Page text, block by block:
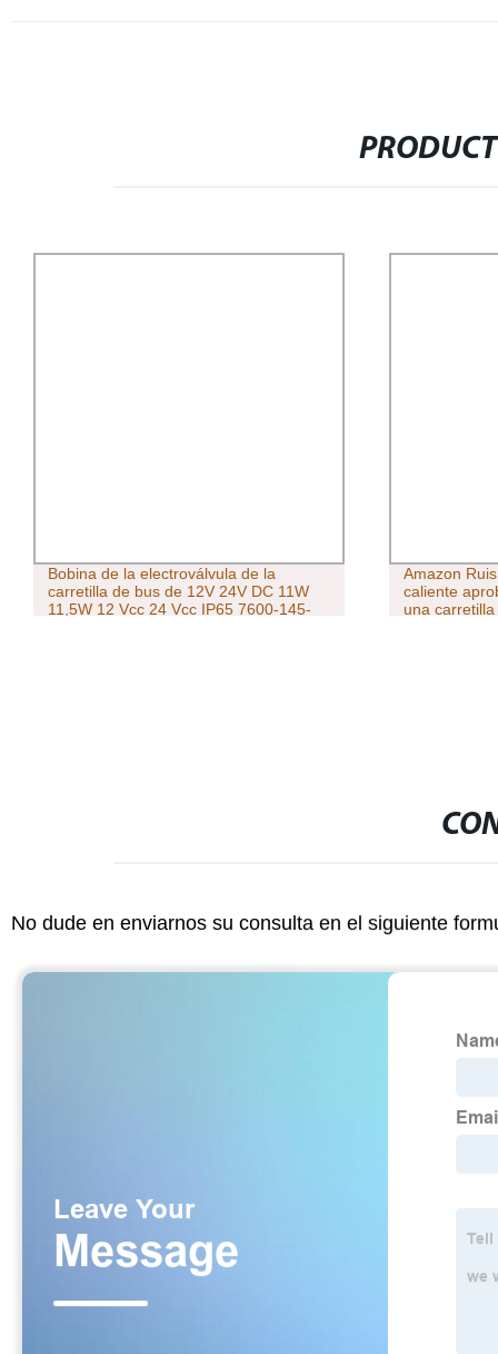
Amazon Ruis de alta calidad Venta
caliente aprobado CE Gbt 0-200portátil
una carretilla elevadora eléctrica de
Motor
de jaula de
No dude en enviarnos su consulta en el siguiente